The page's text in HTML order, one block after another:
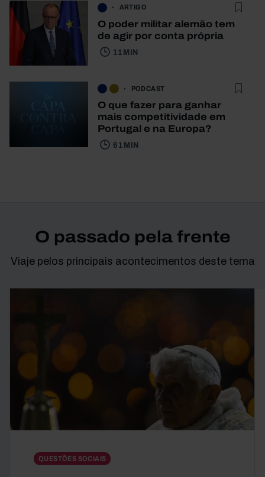
ARTIGO
O poder militar alemão tem
de agir por conta própria
11 MIN
PODCAST
O que fazer para ganhar
mais competitividade em
Portugal e na Europa?
61 MIN
O passado pela frente
Viaje pelos principais acontecimentos deste tema
QUESTÕES SOCIAIS